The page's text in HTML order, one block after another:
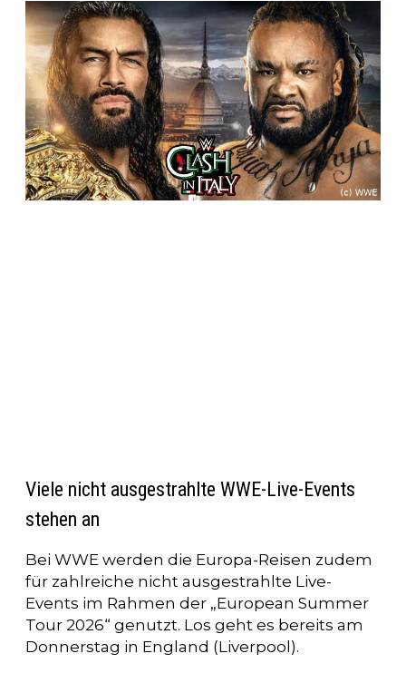
Viele nicht ausgestrahlte WWE-Live-Events
stehen an
Bei WWE werden die Europa-Reisen zudem
für zahlreiche nicht ausgestrahlte Live-
Events im Rahmen der „European Summer
Tour 2026“ genutzt. Los geht es bereits am
Donnerstag in England (Liverpool).